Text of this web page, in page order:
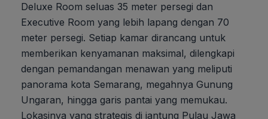
Deluxe Room seluas 35 meter persegi dan
Executive Room yang lebih lapang dengan 70
meter persegi. Setiap kamar dirancang untuk
memberikan kenyamanan maksimal, dilengkapi
dengan pemandangan menawan yang meliputi
panorama kota Semarang, megahnya Gunung
Ungaran, hingga garis pantai yang memukau.
Lokasinya yang strategis di jantung Pulau Jawa